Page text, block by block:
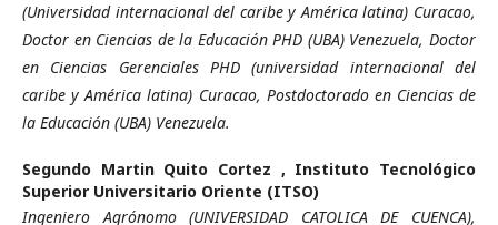
(Universidad internacional del caribe y América latina) Curacao,
Doctor en Ciencias de la Educación PHD (UBA) Venezuela, Doctor
en Ciencias Gerenciales PHD (universidad internacional del
caribe y América latina) Curacao, Postdoctorado en Ciencias de
la Educación (UBA) Venezuela.
Segundo Martin Quito Cortez , Instituto Tecnológico
Superior Universitario Oriente (ITSO)
Ingeniero Agrónomo (UNIVERSIDAD CATOLICA DE CUENCA),